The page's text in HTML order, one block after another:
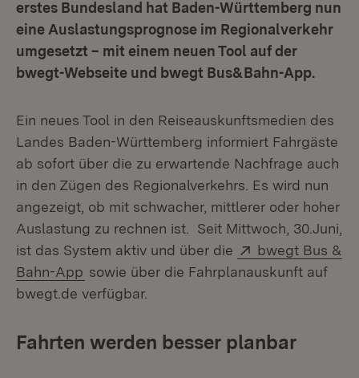
erstes Bundesland hat Baden-Württemberg nun
eine Auslastungsprognose im Regionalverkehr
umgesetzt – mit einem neuen Tool auf der
bwegt-Webseite und bwegt Bus&Bahn-App.
Ein neues Tool in den Reiseauskunftsmedien des
Landes Baden-Württemberg informiert Fahrgäste
ab sofort über die zu erwartende Nachfrage auch
in den Zügen des Regionalverkehrs. Es wird nun
angezeigt, ob mit schwacher, mittlerer oder hoher
Auslastung zu rechnen ist. Seit Mittwoch, 30.Juni,
ist das System aktiv und über die
Extern:
bwegt Bus &
Bahn-App (Öffnet in neuem Fenster)
sowie über die Fahrplanauskunft auf
bwegt.de verfügbar.
Fahrten werden besser planbar